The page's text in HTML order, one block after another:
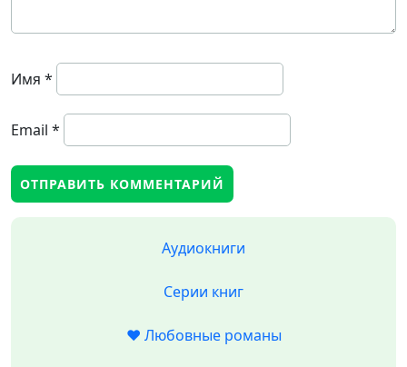
Имя *
Email *
Аудиокниги
Серии книг
❤️ Любовные романы